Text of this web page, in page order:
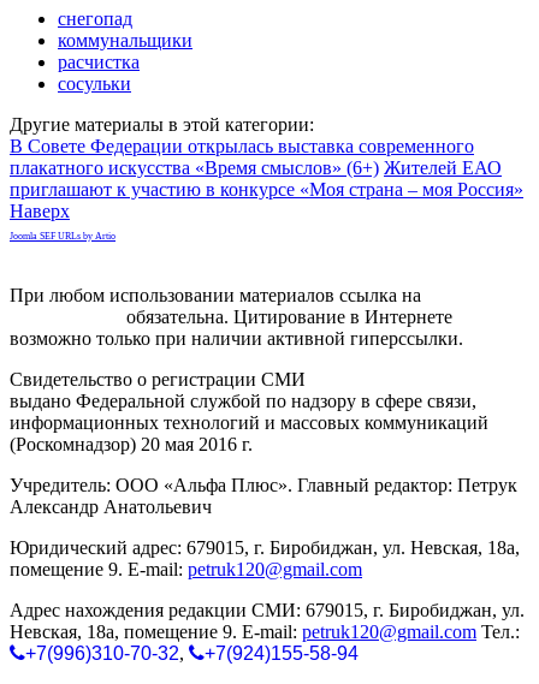
снегопад
коммунальщики
расчистка
сосульки
Другие материалы в этой категории:
В Совете Федерации открылась выставка современного
плакатного искусства «Время смыслов» (6+) Жителей ЕАО
приглашают к участию в конкурсе «Моя страна – моя Россия»
Наверх
Joomla SEF URLs by Artio
При любом использовании материалов ссылка на
обязательна. Цитирование в Интернете
возможно только при наличии активной гиперссылки.
Свидетельство о регистрации СМИ
выдано Федеральной службой по надзору в сфере связи,
информационных технологий и массовых коммуникаций
(Роскомнадзор) 20 мая 2016 г.
Учредитель: ООО «Альфа Плюс». Главный редактор: Петрук
Александр Анатольевич
Юридический адрес: 679015, г. Биробиджан, ул. Невская, 18а,
помещение 9. E-mail: petruk120@gmail.com
Адрес нахождения редакции СМИ: 679015, г. Биробиджан, ул.
Невская, 18а, помещение 9. E-mail: petruk120@gmail.com Тел.:
+7(996)310-70-32,
+7(924)155-58-94